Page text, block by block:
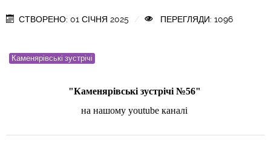
СТВОРЕНО: 01 СІЧНЯ 2025 ПЕРЕГЛЯДИ: 1096
Каменярівські зустрічі
"Каменярівські зустрічі №56"
на нашому youtube каналі